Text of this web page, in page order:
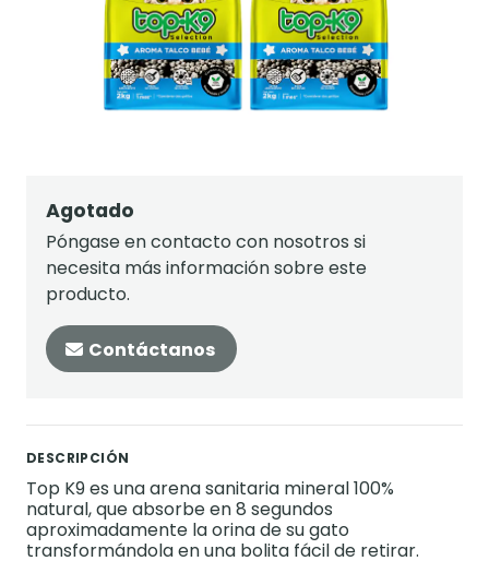
Agotado
Póngase en contacto con nosotros si
necesita más información sobre este
producto.
Contáctanos
DESCRIPCIÓN
Top K9 es una arena sanitaria mineral 100%
natural, que absorbe en 8 segundos
aproximadamente la orina de su gato
transformándola en una bolita fácil de retirar.